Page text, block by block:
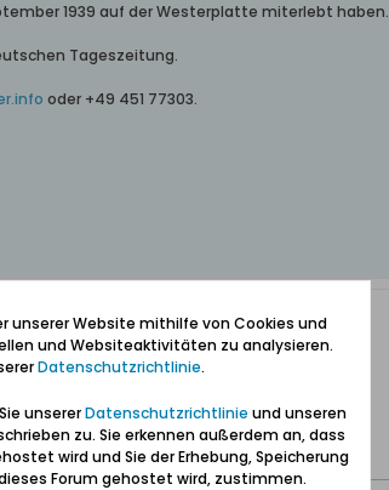
1939 auf der Westerplatte miterlebt haben.
Tageszeitung.
oder +49 451 77303.
unserer Website mithilfe von Cookies und
und Websiteaktivitäten zu analysieren.
Datenschutzrichtlinie.
unsererDatenschutzrichtlinie und unseren
zu. Sie erkennen außerdem an, dass
wird und Sie der Erhebung, Speicherung
Forum gehostet wird, zustimmen.